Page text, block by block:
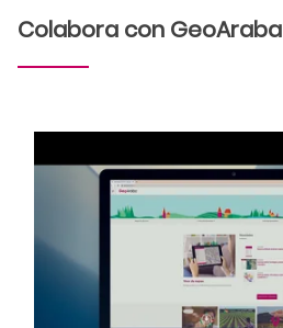
Colabora con GeoAraba